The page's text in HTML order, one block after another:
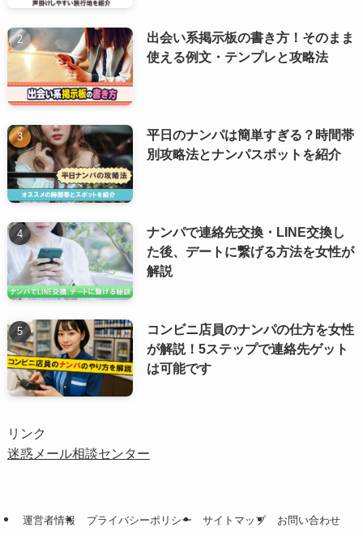
出会い系掲示板の書き方！そのまま
使える例文・テンプレと攻略法
平日のナンパは簡単すぎる？時間帯
別攻略法とナンパスポットを紹介
ナンパで連絡先交換・LINE交換し
た後、デートに繋げる方法を女性が
解説
コンビニ店員のナンパの仕方を女性
が解説！5ステップで連絡先ゲット
は可能です
リンク
迷惑メール相談センター
運営者情報 プライバシーポリシー サイトマップ お問い合わせ